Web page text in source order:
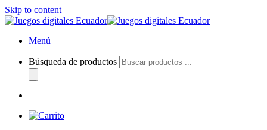
Skip to content
Menú
Búsqueda de productos